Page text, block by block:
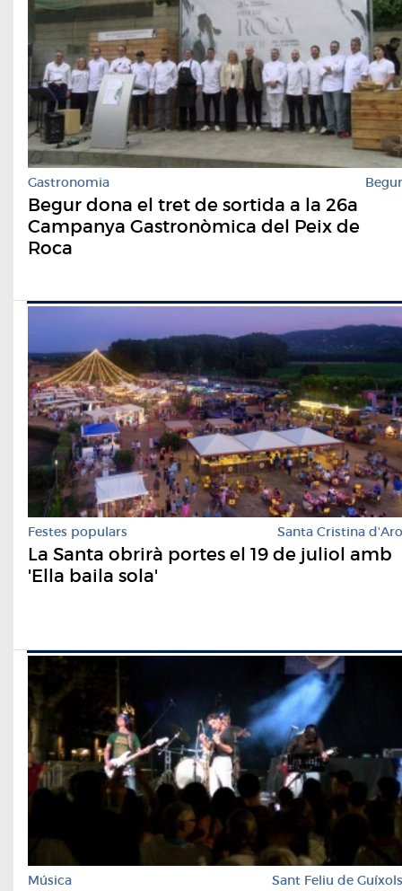
Gastronomia Begur
Begur dona el tret de sortida a la 26a
Campanya Gastronòmica del Peix de
Roca
Festes populars Santa Cristina d'Aro
La Santa obrirà portes el 19 de juliol amb
'Ella baila sola'
Música Sant Feliu de Guíxols